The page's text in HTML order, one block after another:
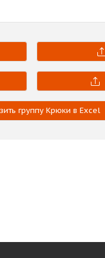
группу Крюки в Excel